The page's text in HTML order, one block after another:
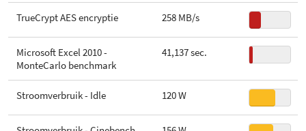
TrueCrypt AES encryptie 258 MB/s
Microsoft Excel 2010 -
MonteCarlo benchmark
41,137 sec.
Stroomverbruik - Idle 120 W